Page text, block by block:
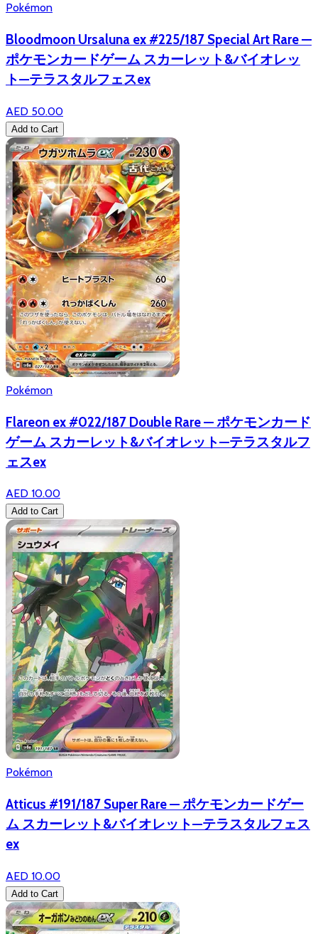
Pokémon
Bloodmoon Ursaluna ex #225/187 Special Art Rare —
ポケモンカードゲーム スカーレット&バイオレッ
ト—テラスタルフェスex
AED 50.00
Add to Cart
Pokémon
Flareon ex #022/187 Double Rare — ポケモンカード
ゲーム スカーレット&バイオレット—テラスタルフ
ェスex
AED 10.00
Add to Cart
Pokémon
Atticus #191/187 Super Rare — ポケモンカードゲー
ム スカーレット&バイオレット—テラスタルフェス
ex
AED 10.00
Add to Cart